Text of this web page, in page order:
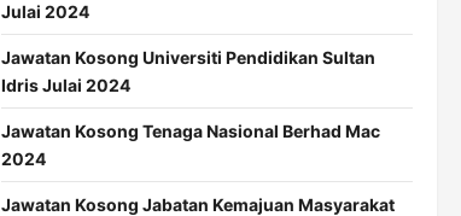
Julai 2024
Jawatan Kosong Universiti Pendidikan Sultan
Idris Julai 2024
Jawatan Kosong Tenaga Nasional Berhad Mac
2024
Jawatan Kosong Jabatan Kemajuan Masyarakat